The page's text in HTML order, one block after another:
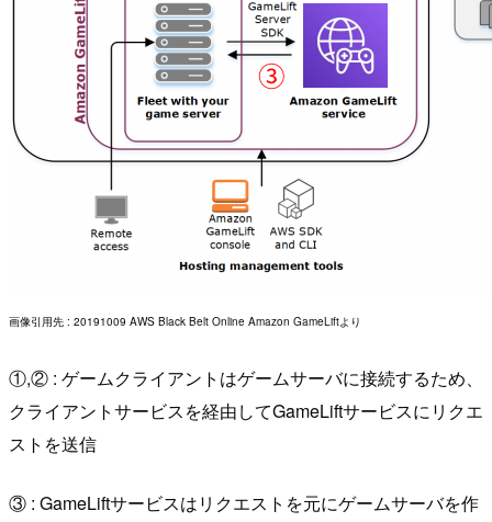
画像引用先 : 20191009 AWS Black Belt Online Amazon GameLiftより
①,② : ゲームクライアントはゲームサーバに接続するため、
クライアントサービスを経由してGameLiftサービスにリクエ
ストを送信
③ : GameLiftサービスはリクエストを元にゲームサーバを作